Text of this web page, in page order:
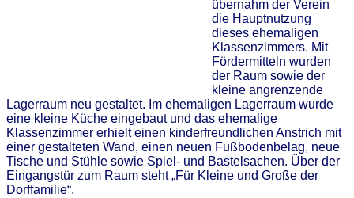
übernahm der Verein
die Hauptnutzung
dieses ehemaligen
Klassenzimmers. Mit
Fördermitteln wurden
der Raum sowie der
kleine angrenzende
Lagerraum neu gestaltet. Im ehemaligen Lagerraum wurde
eine kleine Küche eingebaut und das ehemalige
Klassenzimmer erhielt einen kinderfreundlichen Anstrich mit
einer gestalteten Wand, einen neuen Fußbodenbelag, neue
Tische und Stühle sowie Spiel- und Bastelsachen. Über der
Eingangstür zum Raum steht „Für Kleine und Große der
Dorffamilie“.